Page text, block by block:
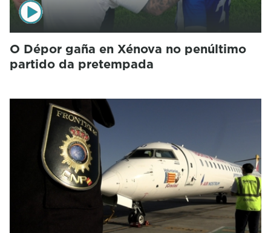
O Dépor gaña en Xénova no penúltimo
partido da pretempada